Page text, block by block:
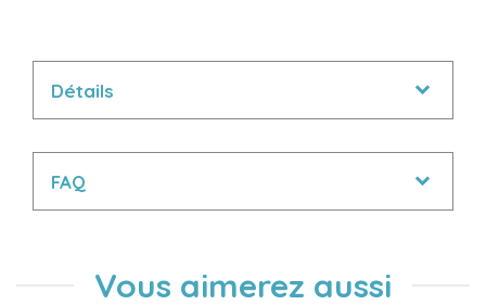
Détails
FAQ
Vous aimerez aussi